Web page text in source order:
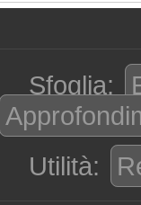
Sfoglia:
Utilità: